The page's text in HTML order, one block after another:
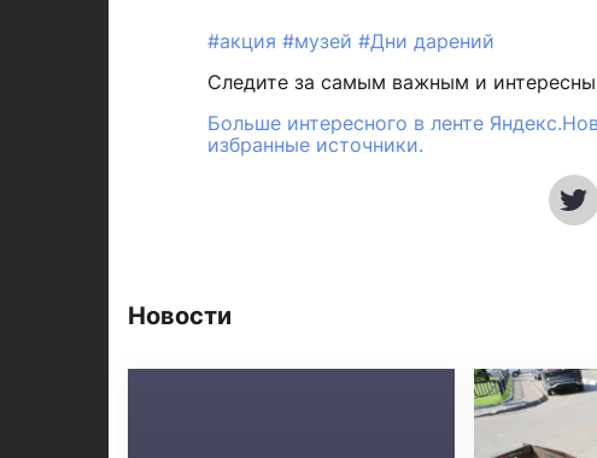
#акция #музей #Дни дарений
Следите за самым важным и
Больше интересного в ленте
избранные источники.
Новости